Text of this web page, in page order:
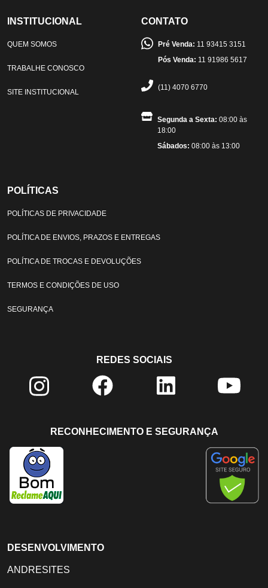
INSTITUCIONAL
QUEM SOMOS
TRABALHE CONOSCO
SITE INSTITUCIONAL
CONTATO
Pré Venda: 11 93415 3151
Pós Venda: 11 91986 5617
(11) 4070 6770
Segunda a Sexta: 08:00 às
18:00
Sábados: 08:00 às 13:00
POLÍTICAS
POLÍTICAS DE PRIVACIDADE
POLÍTICA DE ENVIOS, PRAZOS E ENTREGAS
POLÍTICA DE TROCAS E DEVOLUÇÕES
TERMOS E CONDIÇÕES DE USO
SEGURANÇA
REDES SOCIAIS
RECONHECIMENTO E SEGURANÇA
DESENVOLVIMENTO
ANDRESITES